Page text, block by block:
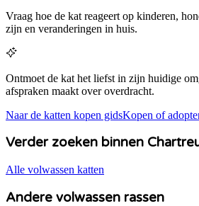
Vraag hoe de kat reageert op kinderen,
zijn en veranderingen in huis.
Ontmoet de kat het liefst in zijn huidige
afspraken maakt over overdracht.
Naar de katten kopen gidsKopen of
Verder zoeken binnen
Alle volwassen katten
Andere volwassen rassen